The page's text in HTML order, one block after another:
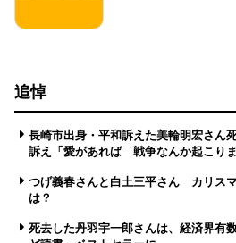
追悼
長崎市出身・平和訴えた美輪明宏さ
訴え「愛があれば 戦争なんか起こりま
つげ義春さんと白土三平さん カリス
は？
死去した丹羽宇一郎さんは、経済界